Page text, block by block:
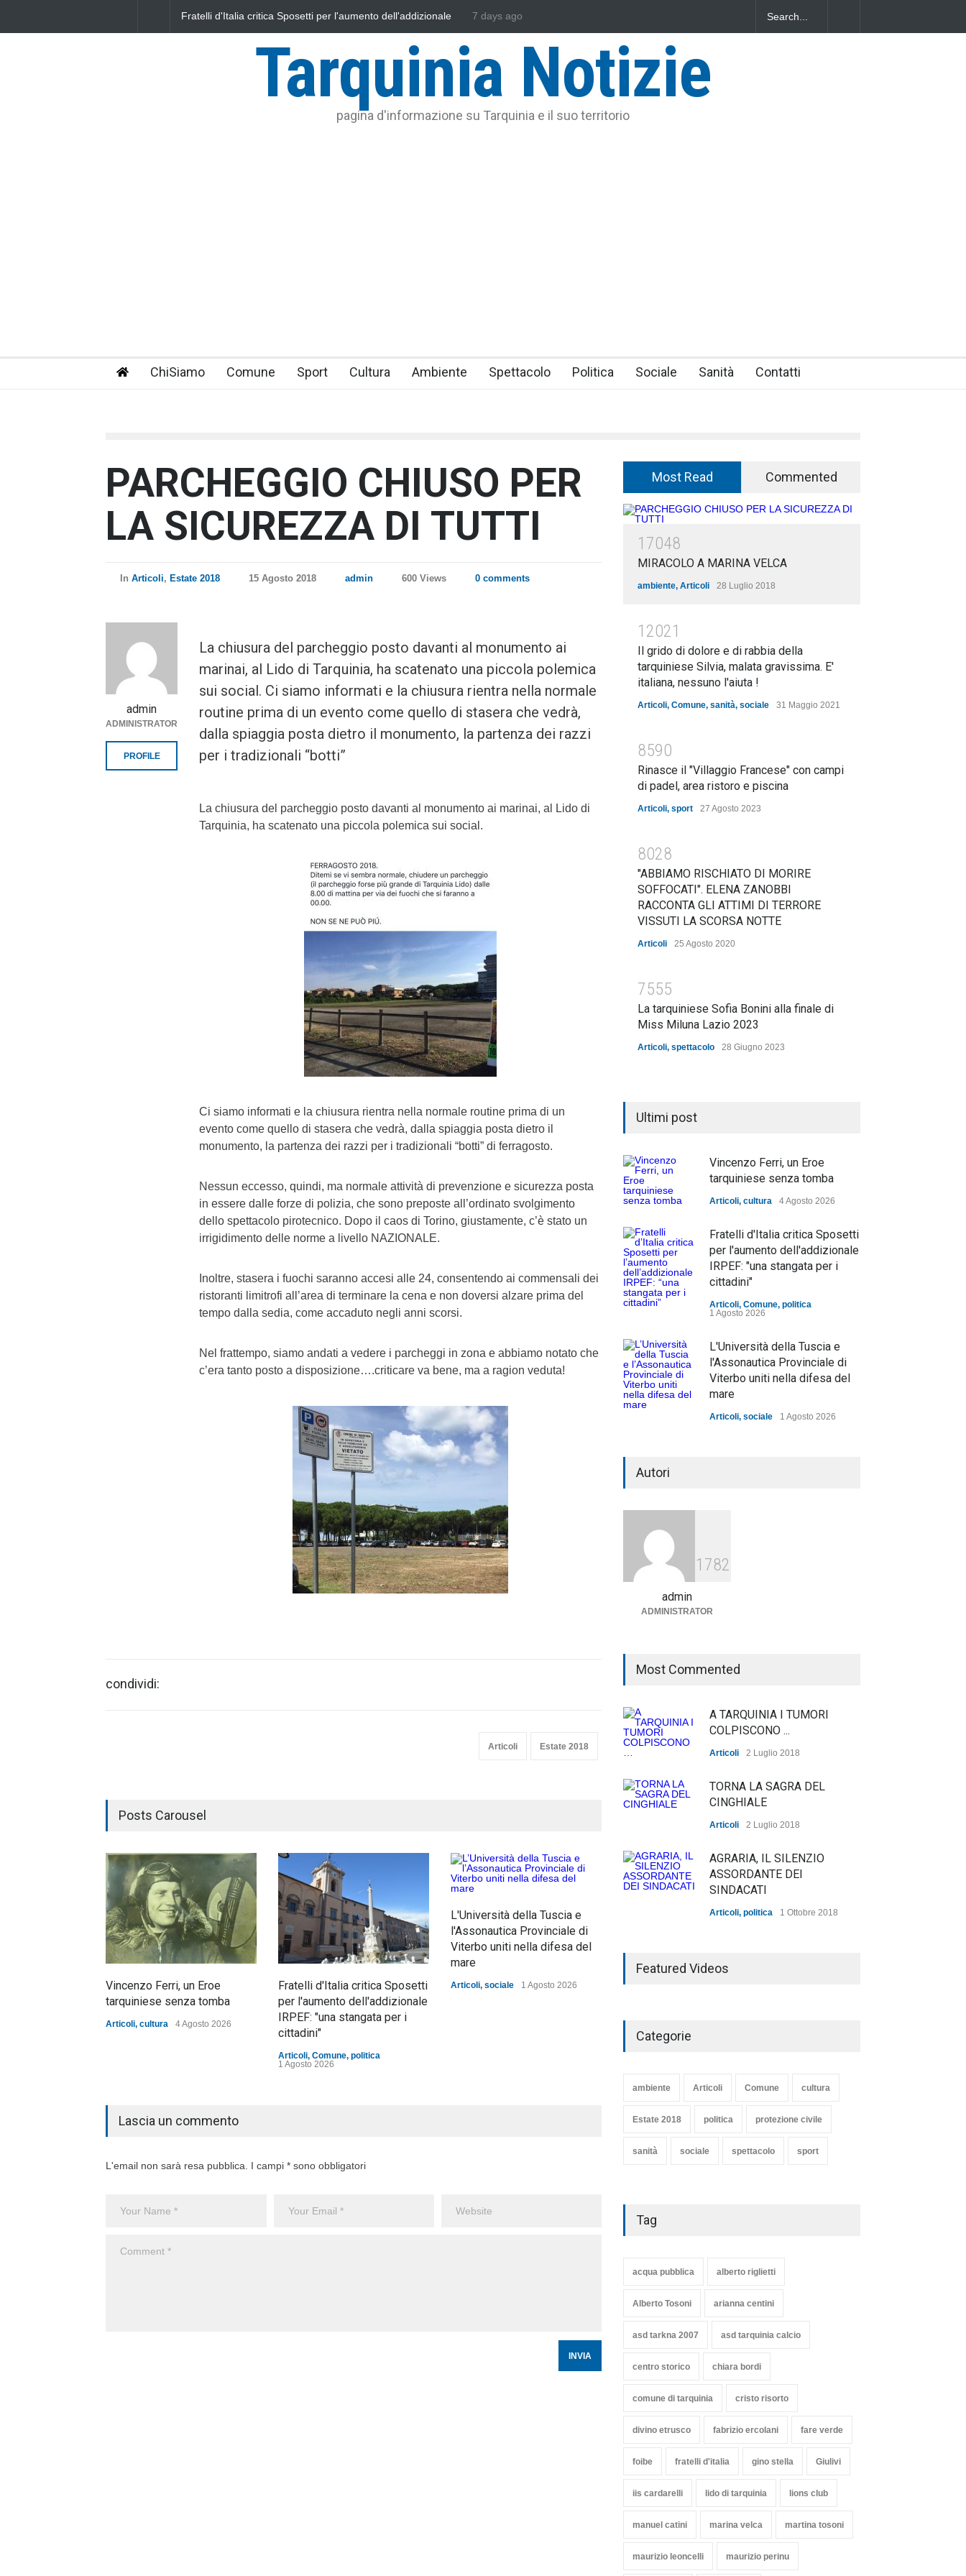
Fratelli d'Italia critica Sposetti per l'aumento dell'addizionale
L'Università della Tuscia e l'Assonautica Provinciale di Viterbo
Vincenzo Ferri, un Eroe tarquiniese senza tomba
7 days ago
Tarquinia Notizie
pagina d'informazione su Tarquinia e il suo territorio
ChiSiamo Comune Sport Cultura Ambiente Spettacolo Politica Sociale Sanità Contatti
PARCHEGGIO CHIUSO PER
LA SICUREZZA DI TUTTI
In Articoli, Estate 2018 15 Agosto 2018 admin 600 Views 0 comments
La chiusura del parcheggio posto davanti al monumento ai
marinai, al Lido di Tarquinia, ha scatenato una piccola polemica
sui social. Ci siamo informati e la chiusura rientra nella normale
routine prima di un evento come quello di stasera che vedrà,
dalla spiaggia posta dietro il monumento, la partenza dei razzi
per i tradizionali “botti”
La chiusura del parcheggio posto davanti al monumento ai marinai, al Lido di
Tarquinia, ha scatenato una piccola polemica sui social.
Ci siamo informati e la chiusura rientra nella normale routine prima di un
evento come quello di stasera che vedrà, dalla spiaggia posta dietro il
monumento, la partenza dei razzi per i tradizionali “botti” di ferragosto.
Nessun eccesso, quindi, ma normale attività di prevenzione e sicurezza posta
in essere dalle forze di polizia, che sono preposte all’ordinato svolgimento
dello spettacolo pirotecnico. Dopo il caos di Torino, giustamente, c’è stato un
irrigidimento delle norme a livello NAZIONALE.
Inoltre, stasera i fuochi saranno accesi alle 24, consentendo ai commensali dei
ristoranti limitrofi all’area di terminare la cena e non doversi alzare prima del
tempo dalla sedia, come accaduto negli anni scorsi.
Nel frattempo, siamo andati a vedere i parcheggi in zona e abbiamo notato che
c’era tanto posto a disposizione….criticare va bene, ma a ragion veduta!
admin
ADMINISTRATOR
PROFILE
condividi:
Articoli Estate 2018
Posts Carousel
Vincenzo Ferri, un Eroe
tarquiniese senza tomba
Articoli, cultura 4 Agosto 2026
Fratelli d'Italia critica Sposetti
per l'aumento dell'addizionale
IRPEF: "una stangata per i
cittadini"
Articoli, Comune, politica
1 Agosto 2026
L'Università della Tuscia e
l'Assonautica Provinciale di
Viterbo uniti nella difesa del
mare
Articoli, sociale 1 Agosto 2026
Notte bianca a Tarquinia, un
mezzo insuccesso
Agricoltura, dal Governo
Lascia un commento
L'email non sarà resa pubblica. I campi * sono obbligatori
Most Read Commented
17048
MIRACOLO A MARINA VELCA
ambiente, Articoli 28 Luglio 2018
12021
Il grido di dolore e di rabbia della
tarquiniese Silvia, malata gravissima. E'
italiana, nessuno l'aiuta !
Articoli, Comune, sanità, sociale 31 Maggio 2021
8590
Rinasce il "Villaggio Francese" con campi
di padel, area ristoro e piscina
Articoli, sport 27 Agosto 2023
8028
"ABBIAMO RISCHIATO DI MORIRE
SOFFOCATI". ELENA ZANOBBI
RACCONTA GLI ATTIMI DI TERRORE
VISSUTI LA SCORSA NOTTE
Articoli 25 Agosto 2020
7555
La tarquiniese Sofia Bonini alla finale di
Miss Miluna Lazio 2023
Articoli, spettacolo 28 Giugno 2023
Ultimi post
Vincenzo Ferri, un Eroe
tarquiniese senza tomba
Articoli, cultura 4 Agosto 2026
Fratelli d'Italia critica Sposetti
per l'aumento dell'addizionale
IRPEF: "una stangata per i
cittadini"
Articoli, Comune, politica
1 Agosto 2026
L'Università della Tuscia e
l'Assonautica Provinciale di
Viterbo uniti nella difesa del
mare
Articoli, sociale 1 Agosto 2026
soddisfazione del Ministro
ambiente
27 Luglio 2026
Autori
1782
admin
ADMINISTRATOR
Most Commented
A TARQUINIA I TUMORI
COLPISCONO ...
Articoli 2 Luglio 2018
TORNA LA SAGRA DEL
CINGHIALE
Articoli 2 Luglio 2018
AGRARIA, IL SILENZIO
ASSORDANTE DEI
SINDACATI
Articoli, politica 1 Ottobre 2018
Featured Videos
Categorie
ambiente Articoli Comune cultura
Estate 2018 politica protezione civile
sanità sociale spettacolo sport
Tag
acqua pubblica alberto riglietti
Alberto Tosoni arianna centini
asd tarkna 2007 asd tarquinia calcio
centro storico chiara bordi
comune di tarquinia cristo risorto
divino etrusco fabrizio ercolani fare verde
foibe fratelli d'italia gino stella Giulivi
iis cardarelli lido di tarquinia lions club
manuel catini marina velca martina tosoni
maurizio leoncelli maurizio perinu